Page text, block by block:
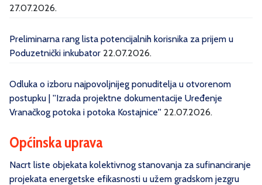
27.07.2026.
Preliminarna rang lista potencijalnih korisnika za prijem u
Poduzetnički inkubator 22.07.2026.
Odluka o izboru najpovoljnijeg ponuditelja u otvorenom
postupku | ''Izrada projektne dokumentacije Uređenje
Vranačkog potoka i potoka Kostajnice'' 22.07.2026.
Općinska uprava
Nacrt liste objekata kolektivnog stanovanja za sufinanciranje
projekata energetske efikasnosti u užem gradskom jezgru